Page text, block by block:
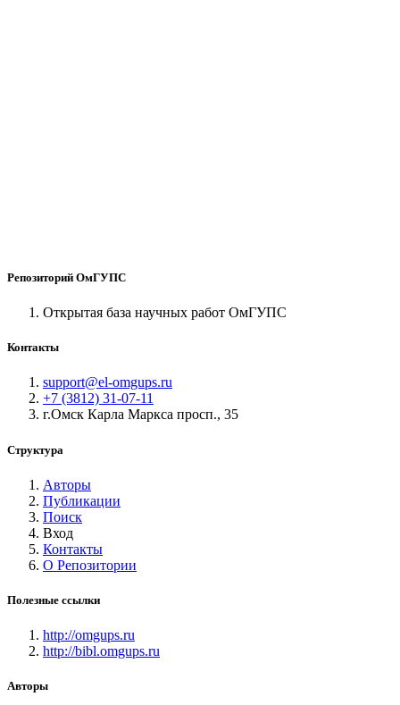
Репозиторий ОмГУПС
Открытая база научных работ ОмГУПС
Контакты
support@el-omgups.ru
+7 (3812) 31-07-11
г.Омск Карла Маркса просп., 35
Структура
Авторы
Публикации
Поиск
Вход
Контакты
О Репозитории
Полезные ссылки
http://omgups.ru
http://bibl.omgups.ru
Авторы